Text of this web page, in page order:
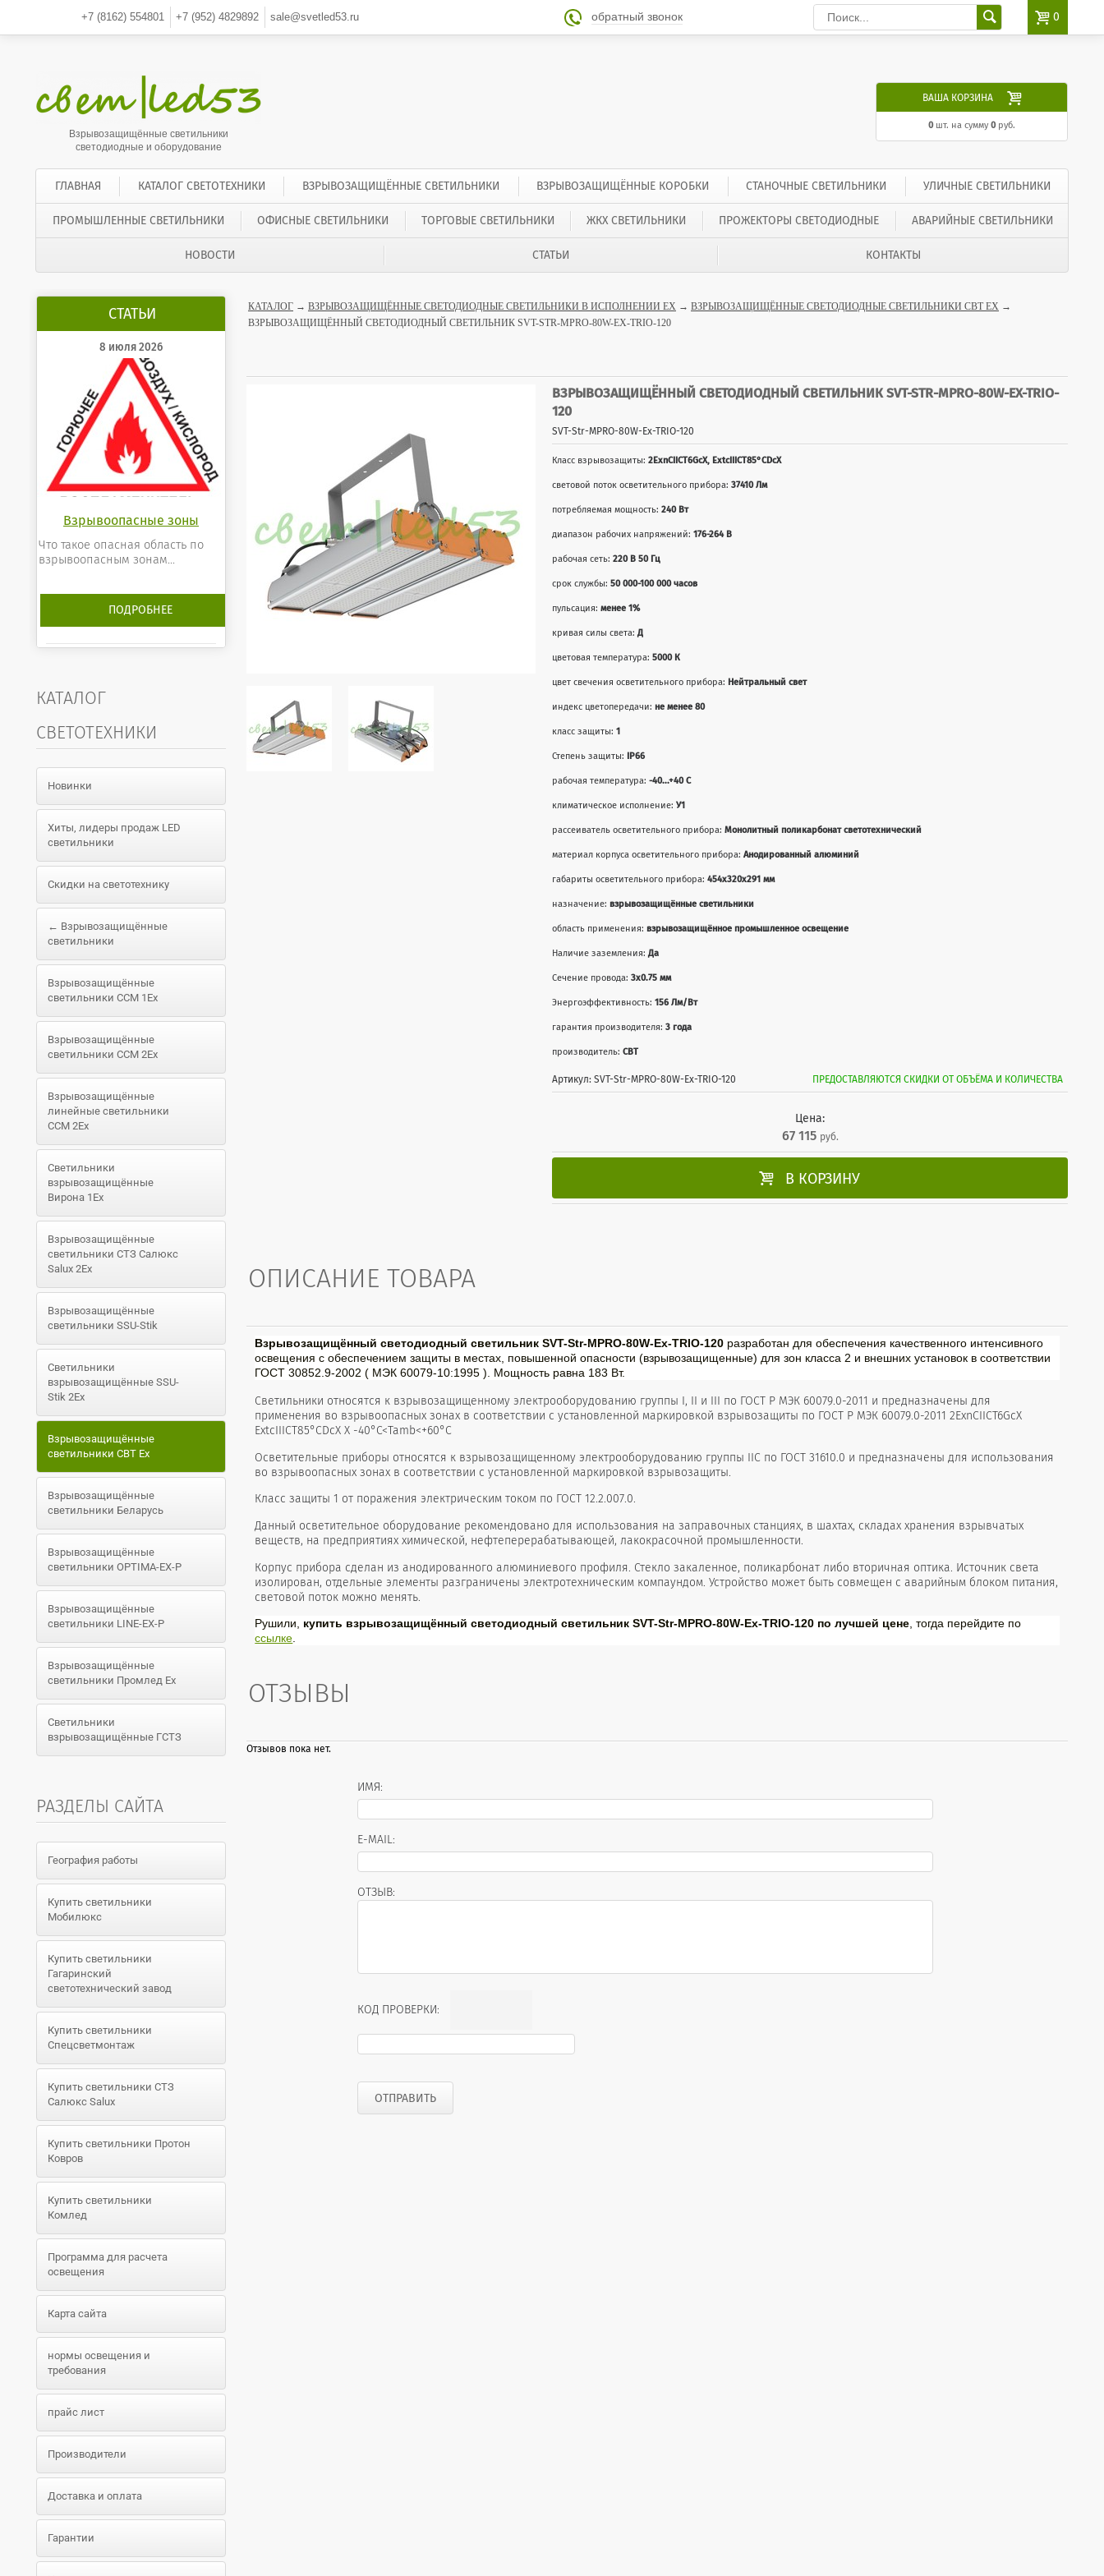
+7 (8162) 554801 +7 (952)4829892 sale@svetled53.ru  0
 обратный звонок
Взрывозащищённые светильники
светодиодные и оборудование
ВАША КОРЗИНА 
0шт. на сумму 0руб.
ГЛАВНАЯ КАТАЛОГ СВЕТОТЕХНИКИ ВЗРЫВОЗАЩИЩЁННЫЕ СВЕТИЛЬНИКИ ВЗРЫВОЗАЩИЩЁННЫЕ КОРОБКИ СТАНОЧНЫЕ СВЕТИЛЬНИКИ УЛИЧНЫЕ СВЕТИЛЬНИКИ
ПРОМЫШЛЕННЫЕ СВЕТИЛЬНИКИ ОФИСНЫЕ СВЕТИЛЬНИКИ ТОРГОВЫЕ СВЕТИЛЬНИКИ ЖКХ СВЕТИЛЬНИКИ ПРОЖЕКТОРЫ СВЕТОДИОДНЫЕ АВАРИЙНЫЕ СВЕТИЛЬНИКИ
НОВОСТИ СТАТЬИ КОНТАКТЫ
СТАТЬИ
8 июля 2026
Взрывоопасные зоны
Что такое опасная область по
взрывоопасным зонам...
ПОДРОБНЕЕ
КАТАЛОГ
СВЕТОТЕХНИКИ
Новинки
Хиты, лидеры продаж LED
светильники
Скидки на светотехнику
← Взрывозащищённые
светильники
Взрывозащищённые
светильники ССМ 1Ex
Взрывозащищённые
светильники ССМ 2Ex
Взрывозащищённые
линейные светильники
ССМ 2Ex
Светильники
взрывозащищённые
Вирона 1Ex
Взрывозащищённые
светильники СТЗ Салюкс
Salux 2Ex
Взрывозащищённые
светильники SSU-Stik
Светильники
взрывозащищённые SSU-
Stik 2Ex
Взрывозащищённые
светильники СВТ Ex
Взрывозащищённые
светильники Беларусь
Взрывозащищённые
светильники OPTIMA-EX-P
Взрывозащищённые
светильники LINE-EX-P
Взрывозащищённые
светильники Промлед Ex
Светильники
взрывозащищённые ГСТЗ
РАЗДЕЛЫ САЙТА
География работы
Купить светильники
Мобилюкс
Купить светильники
Гагаринский
светотехнический завод
Купить светильники
Спецсветмонтаж
Купить светильники СТЗ
Салюкс Salux
Купить светильники Протон
Ковров
Купить светильники
Комлед
Программа для расчета
освещения
Карта сайта
нормы освещения и
требования
прайс лист
Производители
Доставка и оплата
Гарантии
КАТАЛОГ → ВЗРЫВОЗАЩИЩЁННЫЕ СВЕТОДИОДНЫЕ СВЕТИЛЬНИКИ В ИСПОЛНЕНИИ EX → ВЗРЫВОЗАЩИЩЁННЫЕ СВЕТОДИОДНЫЕ СВЕТИЛЬНИКИ СВТ EX →
ВЗРЫВОЗАЩИЩЁННЫЙ СВЕТОДИОДНЫЙ СВЕТИЛЬНИК SVT-STR-MPRO-80W-EX-TRIO-120
ВЗРЫВОЗАЩИЩЁННЫЙ СВЕТОДИОДНЫЙ СВЕТИЛЬНИК SVT-STR-MPRO-80W-EX-TRIO-
120
SVT-Str-MPRO-80W-Ex-TRIO-120
Класс взрывозащиты: 2ЕхnСIICT6GcХ, ExtcIIIСT85°CDcX
световой поток осветительного прибора: 37410 Лм
потребляемая мощность: 240 Вт
диапазон рабочих напряжений: 176-264 В
рабочая сеть: 220 В 50 Гц
срок службы: 50 000-100 000 часов
пульсация: менее 1%
кривая силы света:Д
цветовая температура: 5000 К
цвет свечения осветительного прибора: Нейтральный свет
индекс цветопередачи: не менее 80
класс защиты: 1
Степень защиты: IP66
рабочая температура: -40...+40 С
климатическое исполнение: У1
рассеиватель осветительного прибора: Монолитный поликарбонат светотехнический
материал корпуса осветительного прибора: Анодированный алюминий
габариты осветительного прибора: 454x320x291 мм
назначение: взрывозащищённые светильники
область применения: взрывозащищённое промышленное освещение
Наличие заземления:Да
Сечение провода: 3х0.75 мм
Энергоэффективность: 156 Лм/Вт
гарантия производителя: 3 года
производитель: СВТ
Артикул: SVT-Str-MPRO-80W-Ex-TRIO-120 ПРЕДОСТАВЛЯЮТСЯ СКИДКИ ОТ ОБЪЁМА И КОЛИЧЕСТВА
Цена:
67 115 руб.
 В КОРЗИНУ
ОПИСАНИЕ ТОВАРА
Взрывозащищённый светодиодный светильник SVT-Str-MPRO-80W-Ex-TRIO-120 разработан для обеспечения качественного интенсивного
освещения с обеспечением защиты в местах, повышенной опасности (взрывозащищенные) для зон класса 2 и внешних установок в соответствии
ГОСТ 30852.9-2002 ( МЭК 60079-10:1995 ). Мощность равна 183 Вт.
Светильники относятся к взрывозащищенному электрооборудованию группы I, II и III по ГОСТ Р МЭК 60079.0-2011 и предназначены для
применения во взрывоопасных зонах в соответствии с установленной маркировкой взрывозащиты по ГОСТ Р МЭК 60079.0-2011 2ЕхnСIICT6GcХ
ExtcIIIСT85°CDcX X -40°С<Tamb<+60°С
Осветительные приборы относятся к взрывозащищенному электрооборудованию группы IIС по ГОСТ 31610.0 и предназначены для использования
во взрывоопасных зонах в соответствии с установленной маркировкой взрывозащиты.
Класс защиты 1 от поражения электрическим током по ГОСТ 12.2.007.0.
Данный осветительное оборудование рекомендовано для использования на заправочных станциях, в шахтах, складах хранения взрывчатых
веществ, на предприятиях химической, нефтеперерабатывающей, лакокрасочной промышленности.
Корпус прибора сделан из анодированного алюминиевого профиля. Стекло закаленное, поликарбонат либо вторичная оптика. Источник света
изолирован, отдельные элементы разграничены электротехническим компаундом. Устройство может быть совмещен с аварийным блоком питания,
световой поток можно менять.
Рушили, купить взрывозащищённый светодиодный светильник SVT-Str-MPRO-80W-Ex-TRIO-120 по лучшей цене, тогда перейдите по
ссылке.
ОТЗЫВЫ
Отзывов пока нет.
ИМЯ:
E-MAIL:
ОТЗЫВ:
КОД ПРОВЕРКИ: